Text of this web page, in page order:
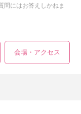
問にはお答えしかねま
会場・アクセス